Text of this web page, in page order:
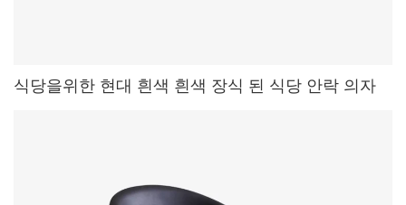
식당을위한 현대 흰색 흰색 장식 된 식당 안락 의자